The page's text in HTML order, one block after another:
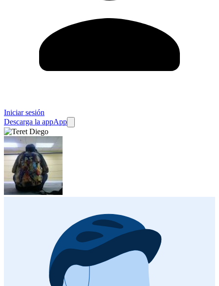
Iniciar sesión
Descarga la appApp